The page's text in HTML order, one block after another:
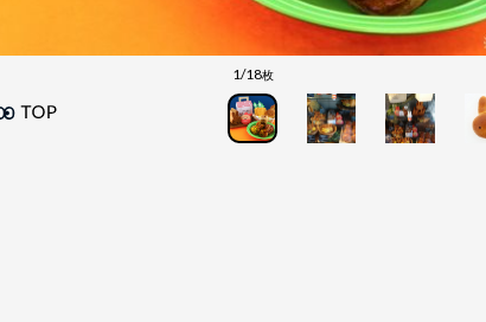
1/18枚